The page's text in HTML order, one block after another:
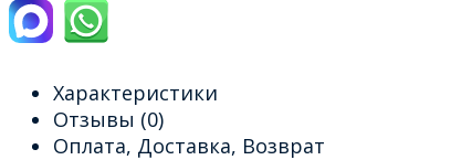
Характеристики
Отзывы (0)
Оплата, Доставка, Возврат